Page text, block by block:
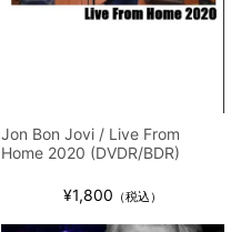
Jon Bon Jovi / Live From
Home 2020 (DVDR/BDR)
¥1,800 （税込）